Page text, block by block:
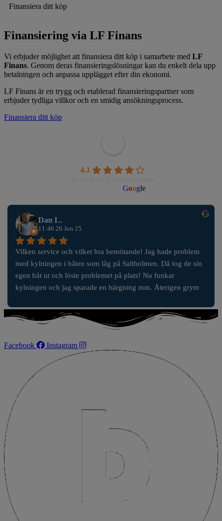
Finansiera ditt köp
Finansiering via LF Finans
Vi erbjuder möjlighet att finansiera ditt köp i samarbete med LF
Finans. Genom deras finansieringslösningar kan du enkelt dela upp
betalningen och anpassa upplägget efter din ekonomi.
LF Finans är en trygg och etablerad finansieringspartner som
erbjuder tydliga villkor och en smidig ansökningsprocess.
Finansiera ditt köp
4.1
Google
Dan L.
11:46 26 Jun 25
Vilken service och vilket bra bemötande! Jag hade problem
med kylningen i båten som låg på Saltholmen. Då tog de sin
egen båt ut och löste problemet på plats! Nu funkar
kylningen och jag sparade en bärgning mm. Återigen grym
Facebook Instagram